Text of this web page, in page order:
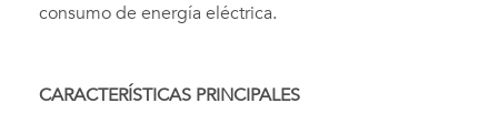
consumo de energía eléctrica.
CARACTERÍSTICAS PRINCIPALES